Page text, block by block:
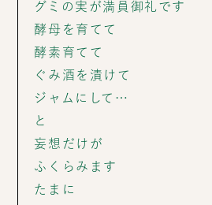
グミの実が満員御礼です
酵母を育てて
酵素育てて
ぐみ酒を漬けて
ジャムにして…
と
妄想だけが
ふくらみます
たまに